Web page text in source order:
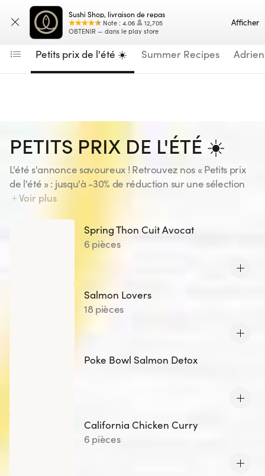
Sushi Shop, livraison de repas
Note : 4.06
12,705
OBTENIR — dans le play store
Afficher
Carte
Saisissez votre adresse
Petits prix de l'été ☀️ Summer Recipes
PETITS PRIX DE L'ÉTÉ ☀️
L'été s'annonce savoureux ! Retrouvez nos « Petits prix
de l'été » : jusqu'à -30% de réduction sur une sélection
de recettes, pour votre plus grand plaisir ! Gardez l'oeil
jours. Disponible uniquement sur le site et l'application
Sushi Shop, jusqu'au 23/08/26 inclus. Offre valable
dans tous les Sushi Shop France à l'exception de : St
Ferrand, Saint Cloud, Bayonne, Nogent sur Marne,
Grenoble République, Rueil Malmaison, Lyon
Confluence, Pau, Grenoble Gustave Rivet, Lyon Jean
Cap 3000, Chamonix, Ajaccio Baléone, Ajaccio Centre,
Gare de Strasbourg, Valence.
Voir plus
Spring Thon Cuit Avocat
6 pièces
Salmon Lovers
18 pièces
Poke Bowl Salmon Detox
California Chicken Curry
6 pièces
Navigated to Plats Chauds